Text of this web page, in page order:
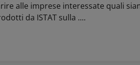
alle imprese interessate quali
da ISTAT sulla ....